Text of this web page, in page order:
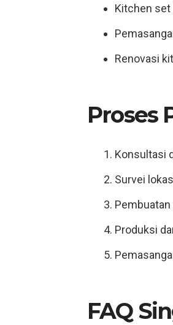
Kitchen set
Renovasi
Proses
Konsultasi
Survei
Produksi
FAQ